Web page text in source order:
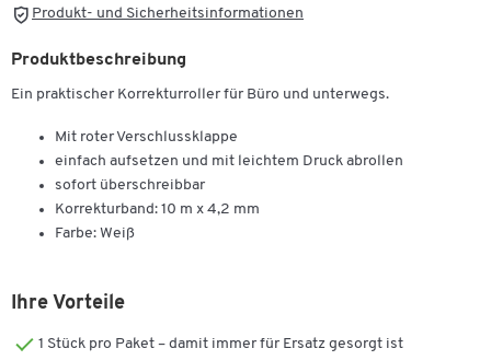
Produkt- und Sicherheitsinformationen
Produktbeschreibung
Ein praktischer Korrekturroller für Büro und unterwegs.
Mit roter Verschlussklappe
einfach aufsetzen und mit leichtem Druck abrollen
sofort überschreibbar
Korrekturband: 10 m x 4,2 mm
Farbe: Weiß
Ihre Vorteile
1 Stück pro Paket – damit immer für Ersatz gesorgt ist